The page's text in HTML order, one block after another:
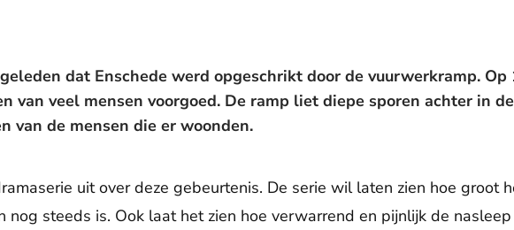
dat Enschede werd opgeschrikt door de vuurwerkramp. Op
van veel mensen voorgoed. De ramp liet diepe sporen achter in de
van de mensen die er woonden.
uit over deze gebeurtenis. De serie wil laten zien hoe groot
steeds is. Ook laat het zien hoe verwarrend en pijnlijk de nasleep